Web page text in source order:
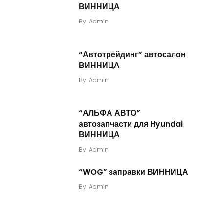
ВИННИЦА
By Admin
“Автотрейдинг” автосалон
ВИННИЦА
By Admin
“АЛЬФА АВТО”
автозапчасти для Hyundai
ВИННИЦА
By Admin
“WOG” заправки ВИННИЦА
By Admin